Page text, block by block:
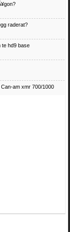
raderat?
te hd9 base
am xmr 700/1000
bra och du kan nÃ¥ mig
en som du vill sÃ¤lja
TRX 350 FE 2005
bra och du kan nÃÂ¥